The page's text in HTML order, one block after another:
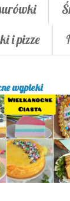
i pizze
wypieki